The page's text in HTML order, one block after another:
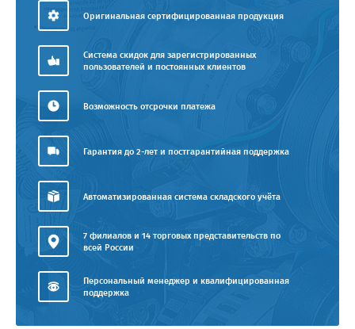
Оригинальная сертифицированная продукция
Система скидок для зарегистрированных
пользователей и постоянных клиентов
Возможность отсрочки платежа
Гарантия до 2-лет и постгарантийная поддержка
Автоматизированная система складского учёта
7 филиалов и 14 торговых представительств по
всей России
Персональный менеджер и квалифицированная
поддержка